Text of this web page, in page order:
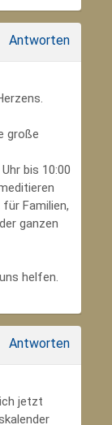
Antworten
große
bis 10:00
Familien,
ganzen
helfen.
Antworten
jetzt